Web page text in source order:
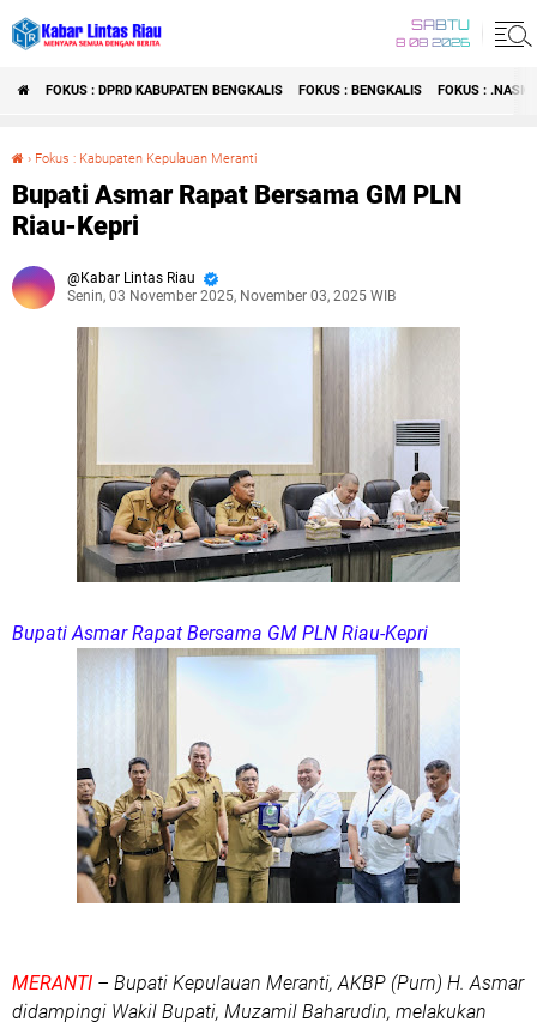
SABTU
8 08 2026
FOKUS : DPRD KABUPATEN BENGKALIS FOKUS : BENGKALIS FOKUS :
› Fokus : Kabupaten Kepulauan Meranti
Bupati Asmar Rapat Bersama GM PLN
Riau-Kepri
Kabar Lintas Riau
Senin, 03 November 2025, November 03, 2025 WIB
Bupati Asmar Rapat Bersama GM PLN Riau-Kepri
MERANTI – Bupati Kepulauan Meranti, AKBP (Purn) H. Asmar
didampingi Wakil Bupati, Muzamil Baharudin, melakukan